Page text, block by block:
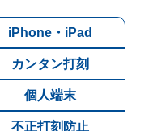
iPhone・iPad
カンタン打刻
個人端末
不正打刻防止